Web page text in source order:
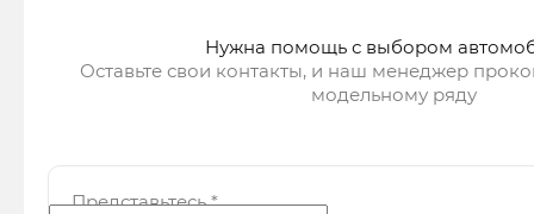
Нужна помощь с выбором
Оставьте свои контакты, и наш менеджер
модельному ряду
Представьтесь*